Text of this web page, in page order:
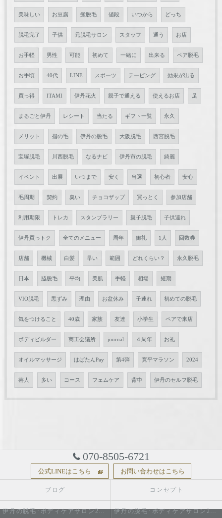
美味しい お豆腐 髭脱毛 値段 いつから どっち
脱毛完了 子供 元脱毛サロン スタッフ 通う お店
お手軽 男性 可能 初めて 一緒に 出来る ペア脱毛
お手頃 40代 LINE スポーツ テーピング 効果が出る
買っ得 ITAMI 伊丹花火 親子で通える 使えるお店 足
まるごと伊丹 レシート 当たる ギフト一覧 永久
メリット 指の毛 伊丹の脱毛 大阪脱毛 西宮脱毛
宝塚脱毛 川西脱毛 なるナビ 伊丹市の脱毛 綺麗
イベント 出展 いつまで 安く 当選 初心者 安心
毛周期 契約 臭い チョコザップ 買っとく 参加店舗
利用期限 トレカ スタンプラリー 親子脱毛 子供連れ
伊丹買っトク 全てのメニュー 周年 御礼 1人 回数券
店舗 機械 白髪 早い 範囲 どれくらい？ 永久脱毛
日本 脇脱毛 平均 美肌 手軽 相場 短期
VIO脱毛 黒ずみ 理由 お盆休み 子連れ 初めての脱毛
気をつけること 40歳 家族 友達 小学生 ペアで来店
ボディビルダー 商工会議所 journal ４周年 お礼
オイルマッサージ はばたんPay 第4弾 寛平マラソン 2024
芸人 多い コース フェムケア 背中 伊丹のセルフ脱毛
070-8505-6721
公式LINEはこちら お問い合わせはこちら
ブログ コンセプト
伊丹の脱毛･ボディケアサロン2do1セルフ脱毛とタイ古式のお店の口コミ情報 伊丹の脱毛･ボディケアサロン2do1セルフ脱毛とタイ古式のお店の評判